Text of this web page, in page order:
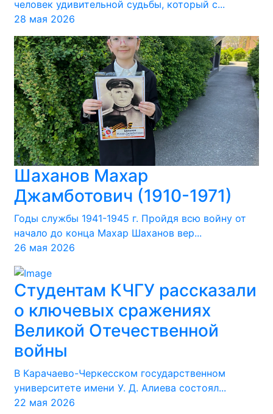
человек удивительной судьбы, который с...
28 мая 2026
Шаханов Махар
Джамботович (1910-1971)
Годы службы 1941-1945 г. Пройдя всю войну от
начало до конца Махар Шаханов вер...
26 мая 2026
Студентам КЧГУ рассказали
о ключевых сражениях
Великой Отечественной
войны
В Карачаево-Черкесском государственном
университете имени У. Д. Алиева состоял...
22 мая 2026